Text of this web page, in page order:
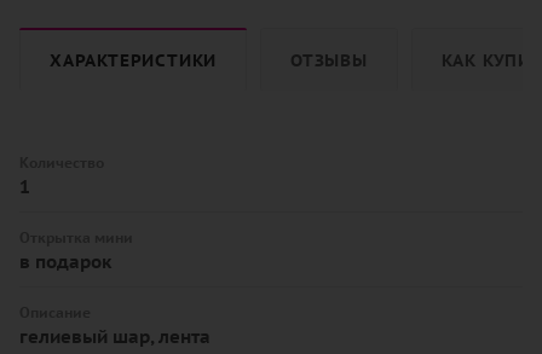
ХАРАКТЕРИСТИКИ ОТЗЫВЫ КАК
1
в подарок
гелиевый шар, лента